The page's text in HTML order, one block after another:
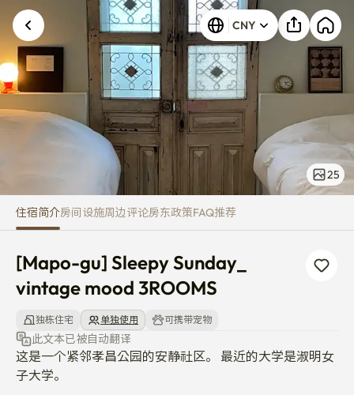
[Mapo-gu] Sleepy Sunday_
CNY
25
住宿简介房间设施周边评论房东政策FAQ推荐
[Mapo-gu] Sleepy Sunday_
vintage mood 3ROOMS
独栋住宅 单独使用 可携带宠物
此文本已被自动翻译
这是一个紧邻孝昌公园的安静社区。 最近的大学是淑明女
子大学。